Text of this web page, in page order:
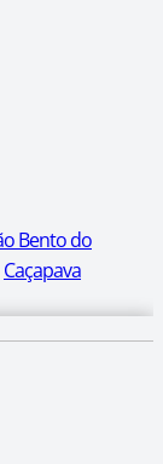
Bento do
Caçapava